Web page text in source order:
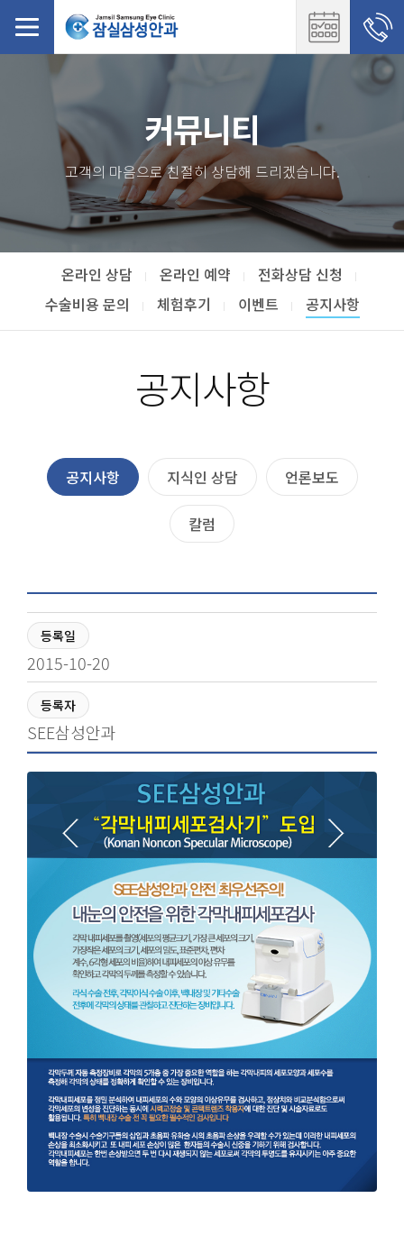
커뮤니티
고객의 마음으로 친절히 상담해 드리겠습니다.
온라인 상담 온라인 예약
전화상담 신청
수술비용 문의
체험후기 이벤트 공지사항
공지사항
공지사항 지식인 상담 언론보도
칼럼
등록일
2015-10-20
등록자
SEE삼성안과